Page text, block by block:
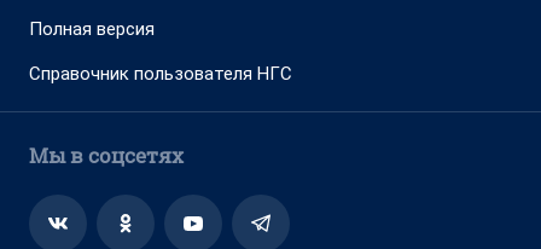
Полная версия
Справочник пользователя НГС
Мы в соцсетях